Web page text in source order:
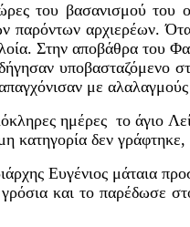
του βασανισμού του
παρόντων αρχιερέων.
Στην αποβάθρα του
υποβασταζόμενο
με
ημέρες το άγιο
κατηγορία δεν γράφτηκε,
Ευγένιος μάταια
και το παρέδωσε